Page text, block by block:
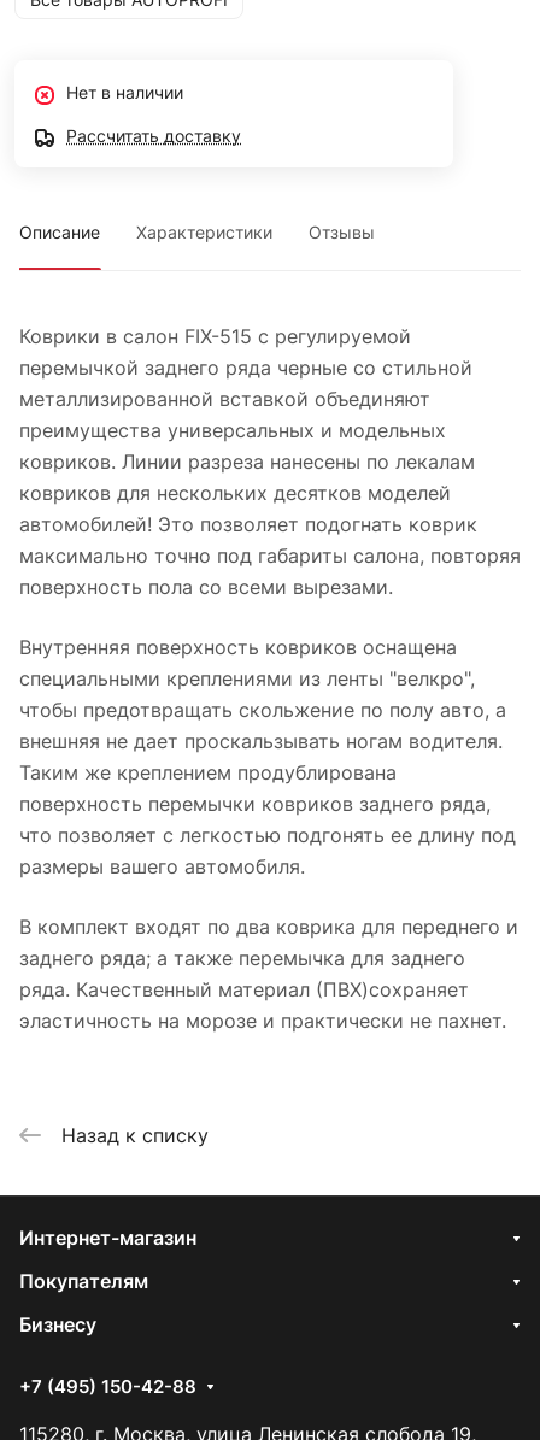
Нет в наличии
Рассчитать доставку
Описание Характеристики Отзывы
Коврики в салон FIX-515 с регулируемой
перемычкой заднего ряда черные со стильной
металлизированной вставкой объединяют
преимущества универсальных и модельных
ковриков. Линии разреза нанесены по лекалам
ковриков для нескольких десятков моделей
автомобилей! Это позволяет подогнать коврик
максимально точно под габариты салона, повторяя
поверхность пола со всеми вырезами.
Внутренняя поверхность ковриков оснащена
специальными креплениями из ленты "велкро",
чтобы предотвращать скольжение по полу авто, а
внешняя не дает проскальзывать ногам водителя.
Таким же креплением продублирована
поверхность перемычки ковриков заднего ряда,
что позволяет с легкостью подгонять ее длину под
размеры вашего автомобиля.
В комплект входят по два коврика для переднего и
заднего ряда; а также перемычка для заднего
ряда. Качественный материал (ПВХ)сохраняет
эластичность на морозе и практически не пахнет.
Назад к списку
Интернет-магазин
Покупателям
Бизнесу
+7 (495) 150-42-88
115280, г. Москва, улица Ленинская слобода 19,